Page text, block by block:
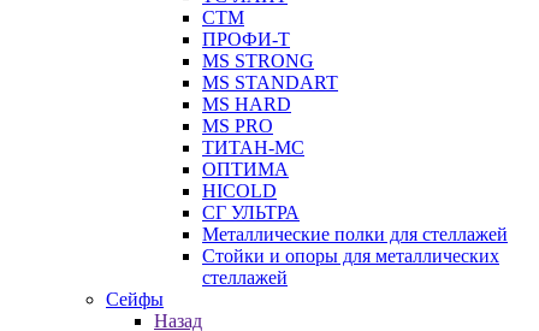
СТМ
ПРОФИ-Т
MS STRONG
MS STANDART
MS HARD
MS PRO
ТИТАН-МС
ОПТИМА
HICOLD
СГ УЛЬТРА
Металлические полки для стеллажей
Стойки и опоры для металлических
стеллажей
Сейфы
Назад